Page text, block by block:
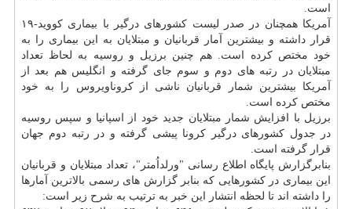
است.
آمریکا همچنان در صدر لیست کشورهای درگیر با بیماری کووید-۱۹
قرار داشته و بیشترین آمار قربانیان و مبتلایان به این بیماری را به
خود مختص کرده است. هم چنین برزیل و روسیه به لحاظ تعداد
مبتلایان در رتبه های دوم و سوم جای گرفته و انگلیس هم بعد از
آمریکا بیشترین شمار قربانیان ناشی از کروناویروس را به خود
مختص کرده است.
برزیل با افزایش شمار مبتلایان جدید خود از اسپانیا و سپس روسیه
در جدول کشورهای درگیر کرونا پیشی گرفته و در رتبه دوم جهان
قرار گرفته است.
بنابرگزارش پایگاه اطلاع رسانی "ورلداُمتر"، تعداد مبتلایان و قربانیان
این بیماری در کشورهایی که بنابر گزارش های رسمی بالاترین آمارها
را داشته اند تا لحظه انتشار این خبر به ترتیب به شرح زیر است: